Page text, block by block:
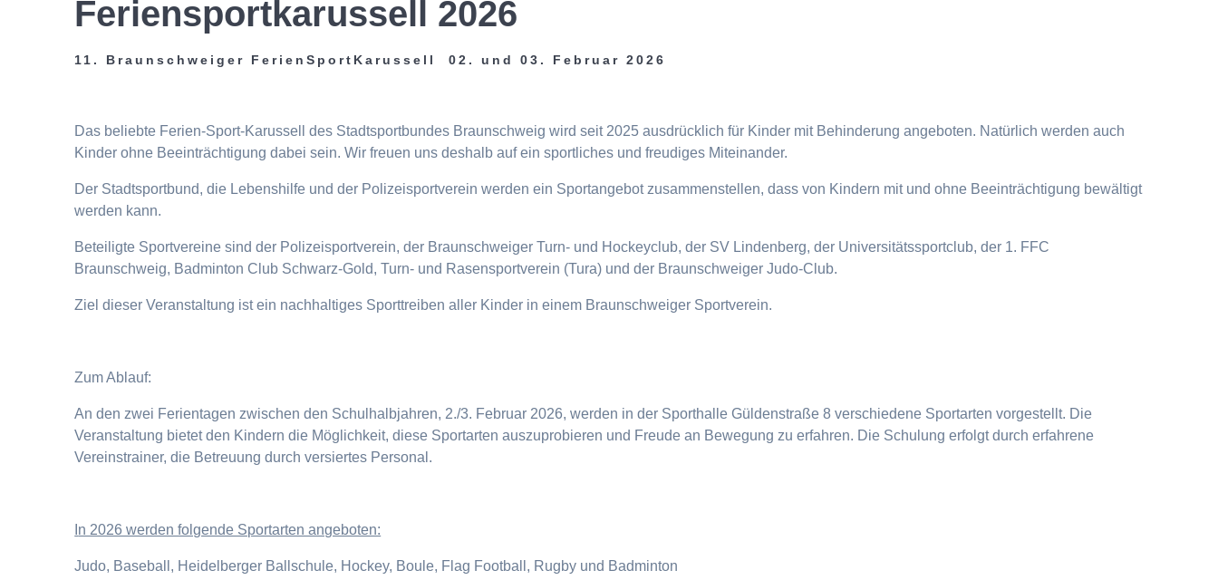
Feriensportkarussell 2026
11. Braunschweiger FerienSportKarussell 02. und 03. Februar 2026
Das beliebte Ferien-Sport-Karussell des Stadtsportbundes Braunschweig wird seit 2025 ausdrücklich für Kinder mit Behinderung angeboten. Natürlich werden auch
Kinder ohne Beeinträchtigung dabei sein. Wir freuen uns deshalb auf ein sportliches und freudiges Miteinander.
Der Stadtsportbund, die Lebenshilfe und der Polizeisportverein werden ein Sportangebot zusammenstellen, dass von Kindern mit und ohne Beeinträchtigung bewältigt
werden kann.
Beteiligte Sportvereine sind der Polizeisportverein, der Braunschweiger Turn- und Hockeyclub, der SV Lindenberg, der Universitätssportclub, der 1. FFC
Braunschweig, Badminton Club Schwarz-Gold, Turn- und Rasensportverein (Tura) und der Braunschweiger Judo-Club.
Ziel dieser Veranstaltung ist ein nachhaltiges Sporttreiben aller Kinder in einem Braunschweiger Sportverein.
Zum Ablauf:
An den zwei Ferientagen zwischen den Schulhalbjahren, 2./3. Februar 2026, werden in der Sporthalle Güldenstraße 8 verschiedene Sportarten vorgestellt. Die
Veranstaltung bietet den Kindern die Möglichkeit, diese Sportarten auszuprobieren und Freude an Bewegung zu erfahren. Die Schulung erfolgt durch erfahrene
Vereinstrainer, die Betreuung durch versiertes Personal.
n 2026 werden folgende Sportarten angeboten:
Judo, Baseball, Heidelberger Ballschule, Hockey, Boule, Flag Football, Rugby und Badminton